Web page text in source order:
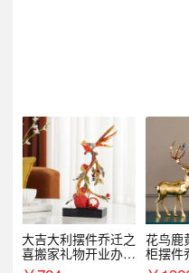
大吉大利摆件乔迁之
喜搬家礼物开业办公
室家居客厅玄关酒柜
花鸟鹿
柜摆件